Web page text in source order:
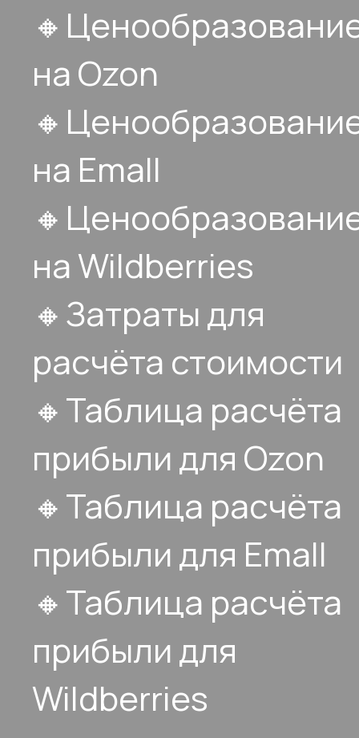
на Ozon
на Emall
на Wildberries
🔸Затраты для
расчёта стоимости
🔸Таблица расчёта
прибыли для Ozon
🔸Таблица расчёта
прибыли для Emall
🔸Таблица расчёта
прибыли для
Wildberries